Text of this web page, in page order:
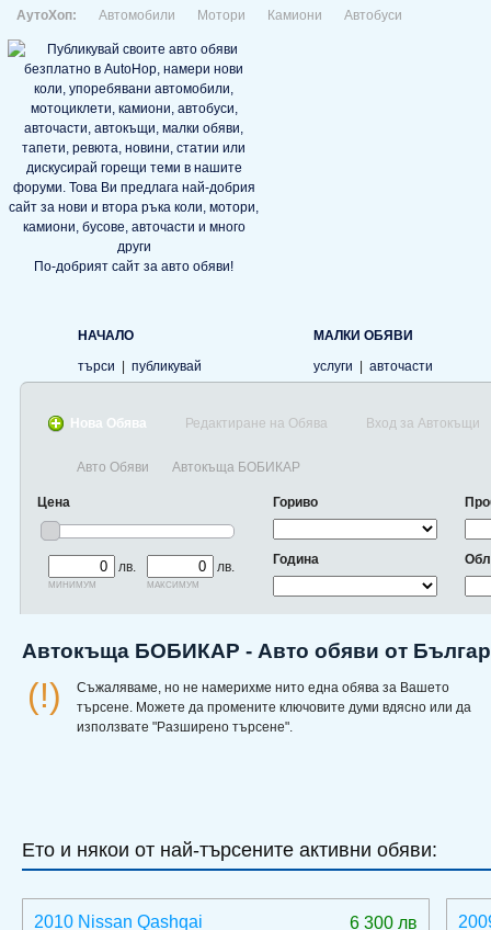
АутоХоп: Автомобили Мотори Камиони Автобуси
По-добрият сайт за авто обяви!
НАЧАЛО
търси
публикувай
МАЛКИ ОБЯВИ
услуги
авточасти
Нова Обява Редактиране на Обява Вход за Автокъщи
Авто Обяви Автокъща БОБИКАР
Цена
лв.
минимум
лв.
максимум
Гориво
Година
Автокъща БОБИКАР - Авто обяви от
(!)
Съжаляваме, но не намерихме нито една обява за Вашето
търсене. Можете да промените ключовите думи вдясно или да
използвате "Разширено търсене".
Ето и някои от най-търсените активни обяви:
6 300 лв
2010 Nissan Qashqai